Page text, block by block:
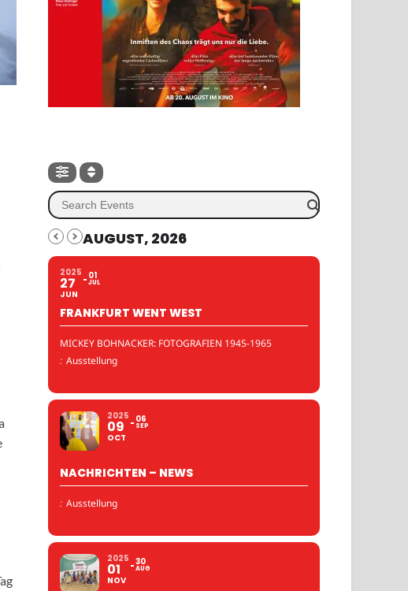
AUGUST, 2026
2025
27
JUN
01
JUL
FRANKFURT WENT WEST
MICKEY BOHNACKER: FOTOGRAFIEN 1945-1965
: Ausstellung
2025
09
OCT
06
SEP
NACHRICHTEN – NEWS
: Ausstellung
2025
01
NOV
30
AUG